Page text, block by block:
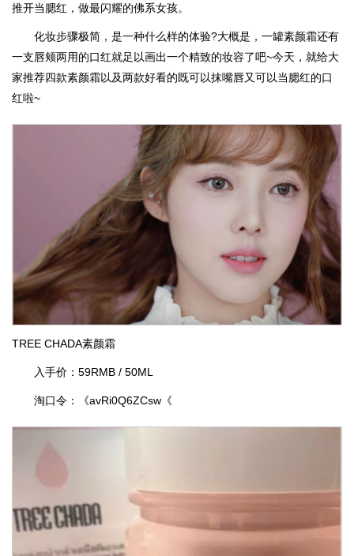
推开当腮红，做最闪耀的佛系女孩。
化妆步骤极简，是一种什么样的体验?大概是，一罐素颜霜还有
一支唇颊两用的口红就足以画出一个精致的妆容了吧~今天，就给大
家推荐四款素颜霜以及两款好看的既可以抹嘴唇又可以当腮红的口
红啦~
TREE CHADA素颜霜
入手价：59RMB / 50ML
淘口令：《avRi0Q6ZCsw《